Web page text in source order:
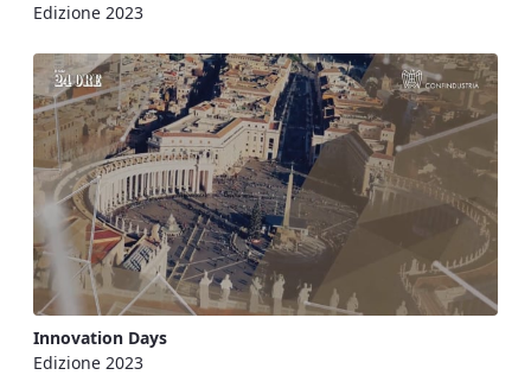
Edizione 2023
Innovation Days
Edizione 2023